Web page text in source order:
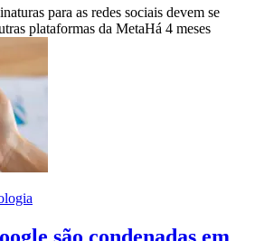
para as redes sociais devem se
plataformas da MetaHá 4 meses